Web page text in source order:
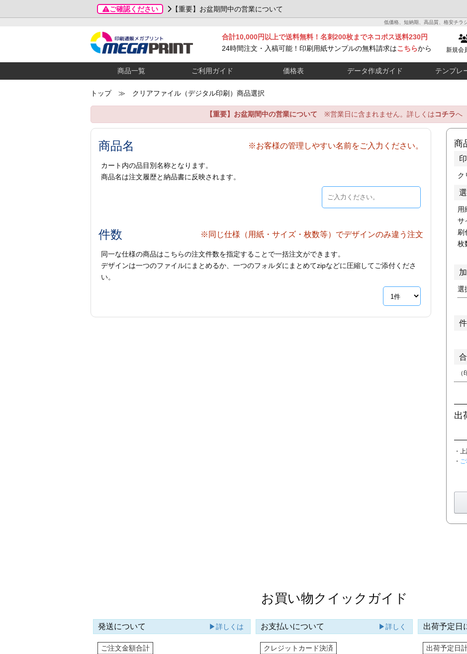
ご確認ください 【重要】お盆期間中の営業について
低価格、短納期、高品質、格安チラ
新規会
合計10,000円以上で送料無料！名刺200枚までネコポス送料230円
24時間注文・入稿可能！印刷用紙サンプルの無料請求はこちらから
商品一覧 ご利用ガイド 価格表 データ作成ガイド テンプレ
トップ≫ クリアファイル（デジタル印刷）商品選択
【重要】お盆期間中の営業について ※営業日に含まれません。詳しくはコチラへ
商品名 ※お客様の管理しやすい名前をご入力ください。
カート内の品目別名称となります。
商品名は注文履歴と納品書に反映されます。
件数 ※同じ仕様（用紙・サイズ・枚数等）でデザインのみ違う注文
同一な仕様の商品はこちらの注文件数を指定することで一括注文ができます。
デザインは一つのファイルにまとめるか、一つのフォルダにまとめてzipなどに圧縮してご添付くださ
い。
商
ク
用
サ
刷
枚
選
出
・
・
お買い物クイックガイド
発送について ▶詳しくは
ご注文金額合計
お支払いについて ▶詳しく
クレジットカード決済
出荷予定日
出荷予定日